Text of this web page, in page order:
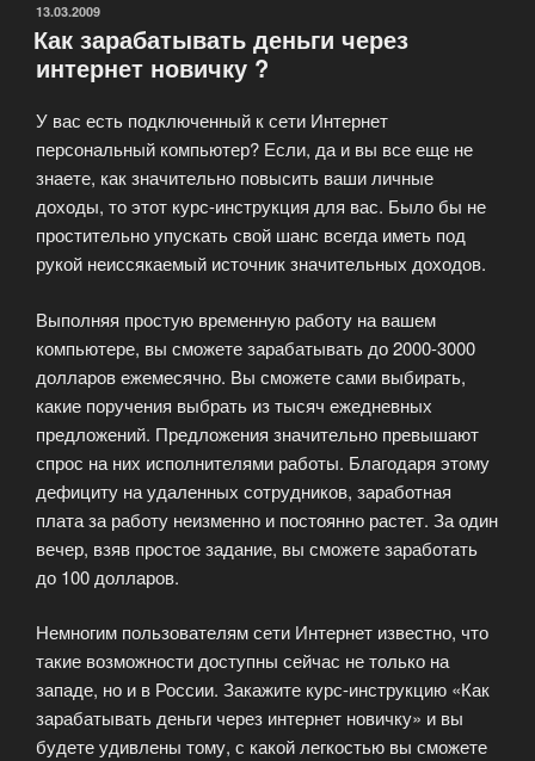
любые
платные
ОПУБЛИКОВАНО
13.03.2009
Как зарабатывать деньги через
интернет новичку ?
У вас есть подключенный к сети Интернет
персональный компьютер? Если, да и вы все еще не
знаете, как значительно повысить ваши личные
доходы, то этот курс-инструкция для вас. Было бы не
простительно упускать свой шанс всегда иметь под
рукой неиссякаемый источник значительных доходов.
Выполняя простую временную работу на вашем
компьютере, вы сможете зарабатывать до 2000-3000
долларов ежемесячно. Вы сможете сами выбирать,
какие поручения выбрать из тысяч ежедневных
предложений. Предложения значительно превышают
спрос на них исполнителями работы. Благодаря этому
дефициту на удаленных сотрудников, заработная
плата за работу неизменно и постоянно растет. За один
вечер, взяв простое задание, вы сможете заработать
до 100 долларов.
Немногим пользователям сети Интернет известно, что
такие возможности доступны сейчас не только на
западе, но и в России. Закажите курс-инструкцию «Как
зарабатывать деньги через интернет новичку» и вы
будете удивлены тому, с какой легкостью вы сможете